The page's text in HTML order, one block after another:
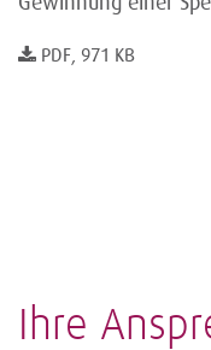
PDF, 971 KB
Ihre